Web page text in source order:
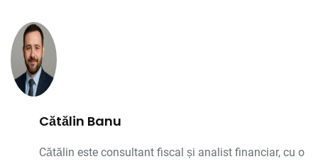
Cătălin Banu
Cătălin este consultant fiscal și analist financiar, cu o